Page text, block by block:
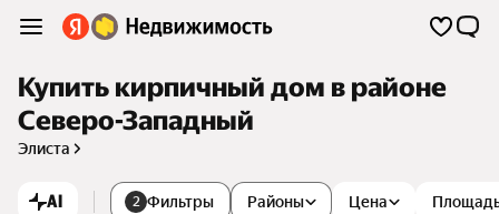
Купить кирпичный дом в районе
Северо-Западный
Элиста
AI 2 Фильтры Цена
Районы